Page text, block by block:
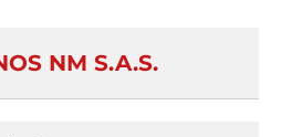
NM S.A.S.